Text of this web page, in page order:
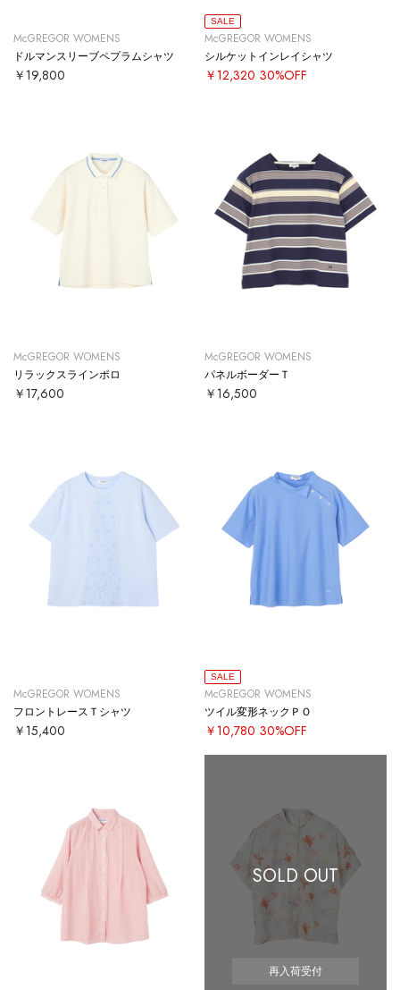
McGREGOR WOMENS
ドルマンスリーブペプラムシャツ
￥19,800
SALE
McGREGOR WOMENS
シルケットインレイシャツ
￥12,320 30%OFF
McGREGOR WOMENS
リラックスラインポロ
￥17,600
McGREGOR WOMENS
パネルボーダーＴ
￥16,500
McGREGOR WOMENS
フロントレースＴシャツ
￥15,400
SALE
McGREGOR WOMENS
ツイル変形ネックＰＯ
￥10,780 30%OFF
SOLD OUT
再入荷受付